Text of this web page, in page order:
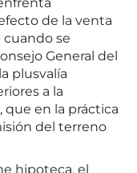
de la venta
cuando se
General del
plusvalía
a la
que en la práctica
del terreno
hipoteca, el